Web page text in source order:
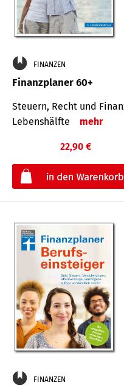
FINANZEN
Finanzplaner 60+
Steuern, Recht und
Lebenshälfte
mehr
22,90 €
FINANZEN